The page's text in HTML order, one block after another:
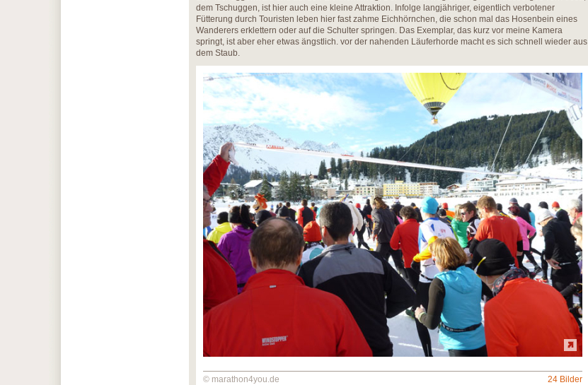
dem Tschuggen, ist hier auch eine kleine Attraktion. Infolge langjähriger, eigentlich verbotener
Fütterung durch Touristen leben hier fast zahme Eichhörnchen, die schon mal das Hosenbein eines
Wanderers erklettern oder auf die Schulter springen. Das Exemplar, das kurz vor meine Kamera
springt, ist aber eher etwas ängstlich. vor der nahenden Läuferhorde macht es sich schnell wieder aus
dem Staub.
© marathon4you.de 24 Bilder